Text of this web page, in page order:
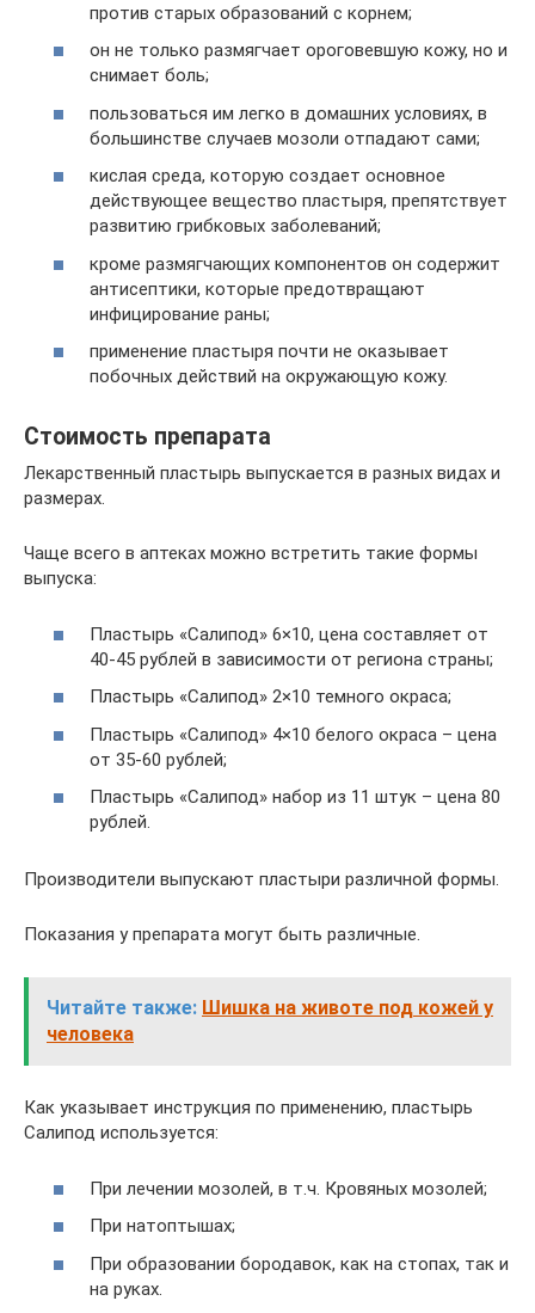
против старых образований с корнем;
он не только размягчает ороговевшую кожу, но и
снимает боль;
пользоваться им легко в домашних условиях, в
большинстве случаев мозоли отпадают сами;
кислая среда, которую создает основное
действующее вещество пластыря, препятствует
развитию грибковых заболеваний;
кроме размягчающих компонентов он содержит
антисептики, которые предотвращают
инфицирование раны;
применение пластыря почти не оказывает
побочных действий на окружающую кожу.
Стоимость препарата
Лекарственный пластырь выпускается в разных видах и
размерах.
Чаще всего в аптеках можно встретить такие формы
выпуска:
Пластырь «Салипод» 6×10, цена составляет от
40-45 рублей в зависимости от региона страны;
Пластырь «Салипод» 2×10 темного окраса;
Пластырь «Салипод» 4×10 белого окраса – цена
от 35-60 рублей;
Пластырь «Салипод» набор из 11 штук – цена 80
рублей.
Производители выпускают пластыри различной формы.
Показания у препарата могут быть различные.
Читайте также: Шишка на животе под кожей у
человека
Как указывает инструкция по применению, пластырь
Салипод используется:
При лечении мозолей, в т.ч. Кровяных мозолей;
При натоптышах;
При образовании бородавок, как на стопах, так и
на руках.